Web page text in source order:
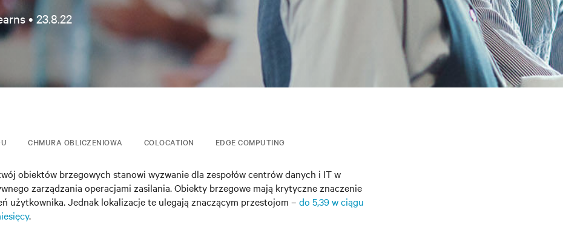
• 23.8.22
CHMURA OBLICZENIOWA COLOCATION EDGE COMPUTING
obiektów brzegowych stanowi wyzwanie dla zespołów centrów danych i IT w
zarządzania operacjami zasilania. Obiekty brzegowe mają krytyczne znaczenie
użytkownika. Jednak lokalizacje te ulegają znaczącym przestojom – do 5,39 w ciągu
.